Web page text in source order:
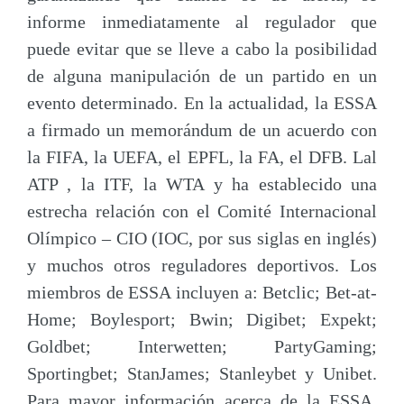
informe inmediatamente al regulador que
puede evitar que se lleve a cabo la posibilidad
de alguna manipulación de un partido en un
evento determinado. En la actualidad, la ESSA
a firmado un memorándum de un acuerdo con
la FIFA, la UEFA, el EPFL, la FA, el DFB. Lal
ATP , la ITF, la WTA y ha establecido una
estrecha relación con el Comité Internacional
Olímpico – CIO (IOC, por sus siglas en inglés)
y muchos otros reguladores deportivos. Los
miembros de ESSA incluyen a: Betclic; Bet-at-
Home; Boylesport; Bwin; Digibet; Expekt;
Goldbet; Interwetten; PartyGaming;
Sportingbet; StanJames; Stanleybet y Unibet.